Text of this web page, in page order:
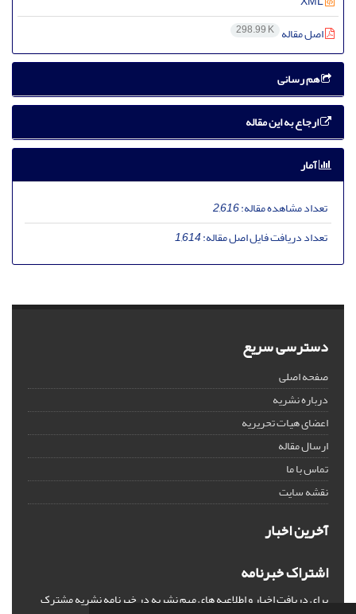
اصل مقاله 298.99 K
هم رسانی
ارجاع به این مقاله
آمار
تعداد مشاهده مقاله:2,616
تعداد دریافت فایل اصل مقاله:1,614
دسترسی سریع
صفحه اصلی
درباره نشریه
اعضای هیات تحریریه
ارسال مقاله
تماس با ما
نقشه سایت
آخرین اخبار
اشتراک خبرنامه
برای دریافت اخبار و اطلاعیه های مهم نشریه در خبرنامه نشریه مشترک